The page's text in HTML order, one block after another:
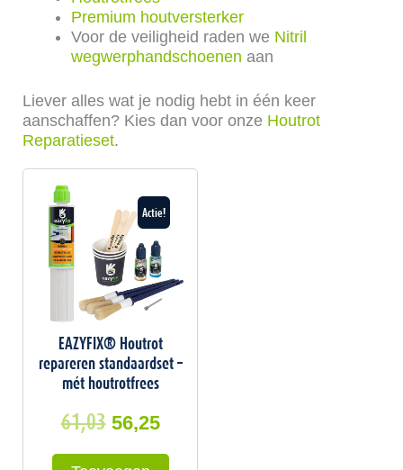
Premium houtversterker
Voor de veiligheid raden we Nitril
wegwerphandschoenen aan
Liever alles wat je nodig hebt in één keer
aanschaffen? Kies dan voor onze Houtrot
Reparatieset.
Actie!
EAZYFIX® Houtrot
repareren standaardset –
mét houtrotfrees
61,03
prijs
was:
61,03.
56,25
prijs
is:
56,25.